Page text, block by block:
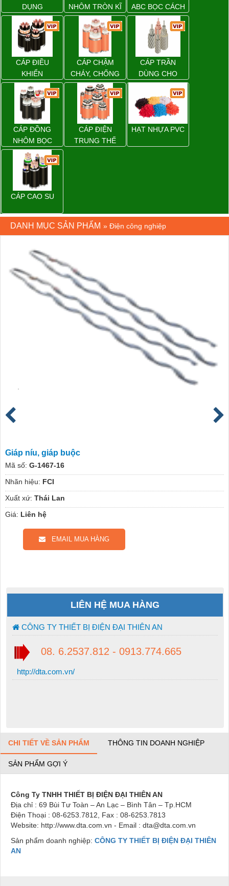
DỤNG
NHÔM TRÒN KĨ
THUẬT ĐIỆN
ABC BỌC CÁCH
ĐIỆN XLPE
CÁP ĐIỀU
KHIỂN
CÁP CHẬM
CHÁY, CHỐNG
CHÁY
CÁP TRẦN
DÙNG CHO
ĐƯỜNG DÂY
TẢI ĐIỆN TRÊN
KHÔNG
CÁP ĐỒNG
NHÔM BỌC
CÁP ĐIỆN
TRUNG THẾ
HẠT NHỰA PVC
CÁP CAO SU
DANH MỤC SẢN PHẨM » Điện công nghiệp
Giáp níu, giáp buộc
Mã số: G-1467-16
Nhãn hiệu: FCI
Xuất xứ: Thái Lan
Giá: Liên hệ
EMAIL MUA HÀNG
LIÊN HỆ MUA HÀNG
CÔNG TY THIẾT BỊ ĐIỆN ĐẠI THIÊN AN
08. 6.2537.812 - 0913.774.665
http://dta.com.vn/
CHI TIẾT VỀ SẢN PHẨM THÔNG TIN DOANH NGHIỆP
SẢN PHẨM GỢI Ý
Công Ty TNHH THIẾT BỊ ĐIỆN ĐẠI THIÊN AN
Địa chỉ : 69 Bùi Tư Toàn – An Lạc – Bình Tân – Tp.HCM
Điện Thoại : 08-6253.7812, Fax : 08-6253.7813
Website: http://www.dta.com.vn - Email : dta@dta.com.vn
Sản phẩm doanh nghiệp: CÔNG TY THIẾT BỊ ĐIỆN ĐẠI THIÊN
AN